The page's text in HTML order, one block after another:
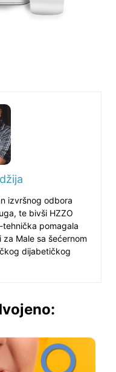
izvršnog odbora
te bivši HZZO
pomagala
Male sa šećernom
dijabetičkog